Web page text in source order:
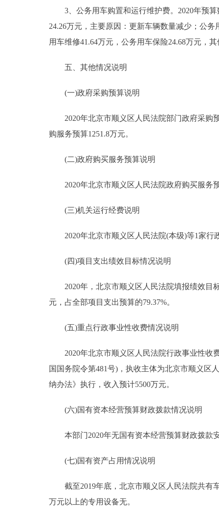
3、公务用车购置和运行维护费。2020年预算
24.26万元，主要原因：更新车辆数量减少；公
用车维修41.64万元，公务用车保险24.68万元，
五、其他情况说明
(一)政府采购预算说明
2020年北京市顺义区人民法院部门政府采购预
购服务预算1251.8万元。
(二)政府购买服务预算说明
2020年北京市顺义区人民法院政府购买服务
(三)机关运行经费说明
2020年北京市顺义区人民法院(本级)等1家行
(四)项目支出绩效目标情况说明
2020年，北京市顺义区人民法院填报绩效目标
元，占全部项目支出预算的79.37%。
(五)重点行政事业性收费情况说明
2020年北京市顺义区人民法院行政事业性收费
国国务院令第481号)，执收主体为北京市顺义区
纳办法》执行，收入预计5500万元。
(六)国有资本经营预算财政拨款情况说明
本部门2020年无国有资本经营预算财政拨款
(七)国有资产占用情况说明
截至2019年底，北京市顺义区人民法院共有车
万元以上的专用设备无。